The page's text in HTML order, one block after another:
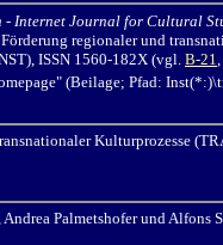
Internet Journal for Cultural
regionaler und
ISSN 1560-182X (vgl. B-21,
(Beilage; Pfad:
Kulturprozesse
Palmetshofer und